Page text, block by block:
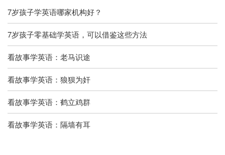
7岁孩子学英语哪家机构好？
7岁孩子零基础学英语，可以借鉴这些方法
看故事学英语：老马识途
看故事学英语：狼狈为奸
看故事学英语：鹤立鸡群
看故事学英语：隔墙有耳